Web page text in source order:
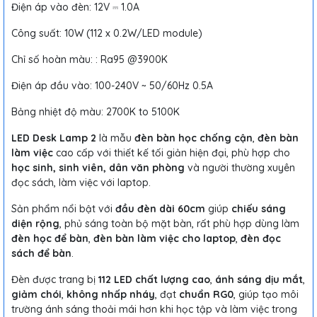
Điện áp vào đèn: 12V ⎓ 1.0A
Công suất: 10W (112 x 0.2W/LED module)
Chỉ số hoàn màu: : Ra95 @3900K
Điện áp đầu vào: 100-240V ~ 50/60Hz 0.5A
Bảng nhiệt độ màu: 2700K to 5100K
LED Desk Lamp 2 là mẫu đèn bàn học chống cận, đèn bàn
làm việc cao cấp với thiết kế tối giản hiện đại, phù hợp cho
học sinh, sinh viên, dân văn phòng và người thường xuyên
đọc sách, làm việc với laptop.
Sản phẩm nổi bật với đầu đèn dài 60cm giúp chiếu sáng
diện rộng, phủ sáng toàn bộ mặt bàn, rất phù hợp dùng làm
đèn học để bàn, đèn bàn làm việc cho laptop, đèn đọc
sách để bàn.
Đèn được trang bị 112 LED chất lượng cao, ánh sáng dịu mắt,
giảm chói, không nhấp nháy, đạt chuẩn RG0, giúp tạo môi
trường ánh sáng thoải mái hơn khi học tập và làm việc trong